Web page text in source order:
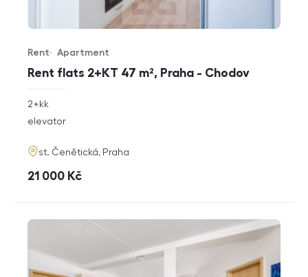
Rent flats 2+KT 47 m², Praha - Chodov
Offer type
Rent
Property type
Apartment
rozměry
disposition
2+kk
funkce
elevator
adresa
st. Čenětická, Praha
cena
21 000 Kč